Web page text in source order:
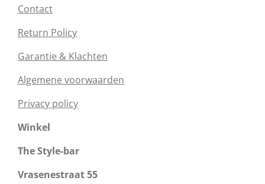
Contact
Return Policy
Garantie & Klachten
Algemene voorwaarden
Privacy policy
Winkel
The Style-bar
Vrasenestraat 55